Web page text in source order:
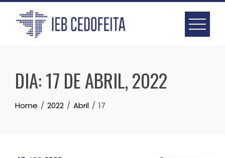
Skip
content
DIA:17 DE ABRIL, 2022
Home 2022 Abril 17